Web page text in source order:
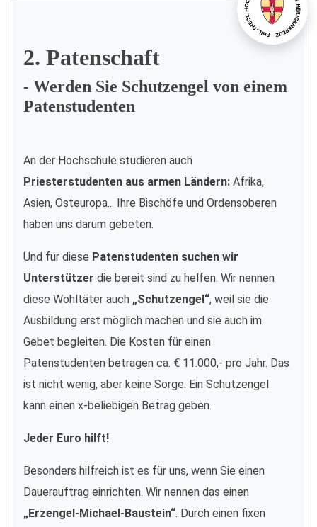
2. Patenschaft
- Werden Sie Schutzengel von einem
Patenstudenten
An der Hochschule studieren auch
Priesterstudenten aus armen Ländern: Afrika,
Asien, Osteuropa... Ihre Bischöfe und Ordensoberen
haben uns darum gebeten.
Und für diese Patenstudenten suchen wir
Unterstützer die bereit sind zu helfen. Wir nennen
diese Wohltäter auch „Schutzengel“, weil sie die
Ausbildung erst möglich machen und sie auch im
Gebet begleiten. Die Kosten für einen
Patenstudenten betragen ca. € 11.000,- pro Jahr. Das
ist nicht wenig, aber keine Sorge: Ein Schutzengel
kann einen x-beliebigen Betrag geben.
Jeder Euro hilft!
Besonders hilfreich ist es für uns, wenn Sie einen
Dauerauftrag einrichten. Wir nennen das einen
„Erzengel-Michael-Baustein“. Durch einen fixen